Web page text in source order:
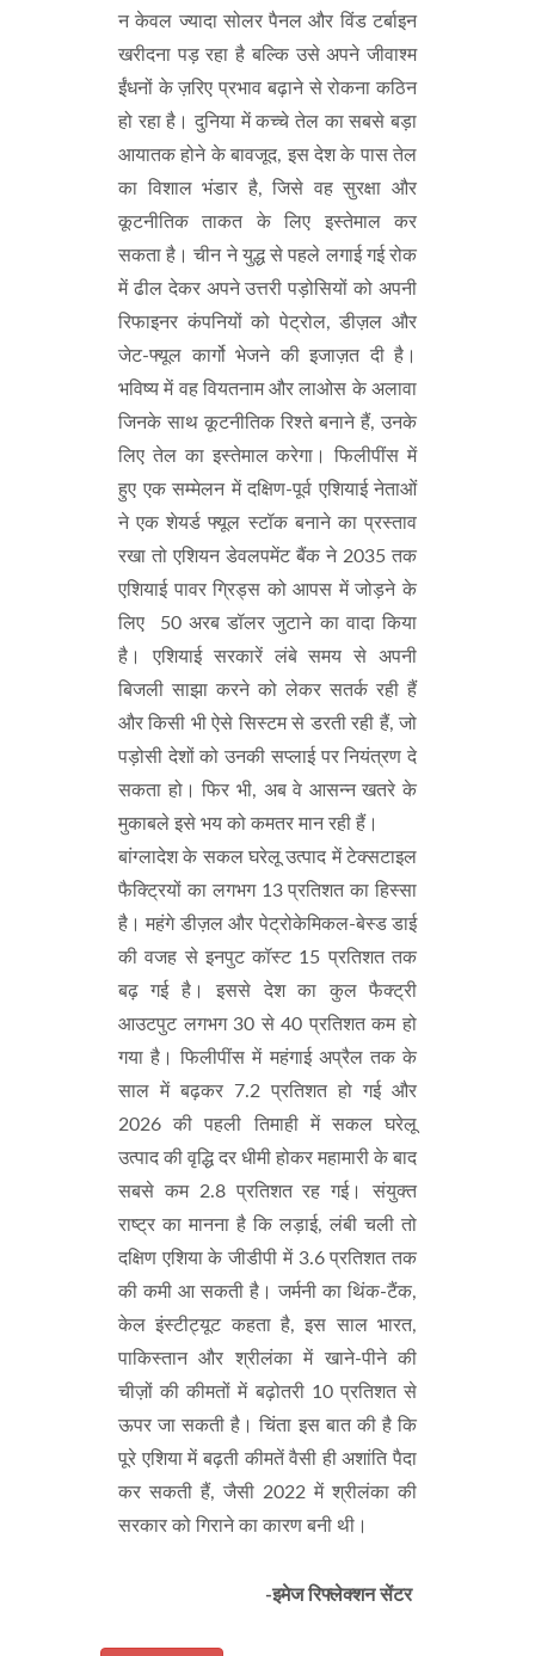
न केवल ज्यादा सोलर पैनल और विंड टर्बाइन
खरीदना पड़ रहा है बल्कि उसे अपने जीवाश्म
ईंधनों के ज़रिए प्रभाव बढ़ाने से रोकना कठिन
हो रहा है। दुनिया में कच्चे तेल का सबसे बड़ा
आयातक होने के बावजूद, इस देश के पास तेल
का विशाल भंडार है, जिसे वह सुरक्षा और
कूटनीतिक ताकत के लिए इस्तेमाल कर
सकता है। चीन ने युद्ध से पहले लगाई गई रोक
में ढील देकर अपने उत्तरी पड़ोसियों को अपनी
रिफाइनर कंपनियों को पेट्रोल, डीज़ल और
जेट-फ्यूल कार्गो भेजने की इजाज़त दी है।
भविष्य में वह वियतनाम और लाओस के अलावा
जिनके साथ कूटनीतिक रिश्ते बनाने हैं, उनके
लिए तेल का इस्तेमाल करेगा। फिलीपींस में
हुए एक सम्मेलन में दक्षिण-पूर्व एशियाई नेताओं
ने एक शेयर्ड फ्यूल स्टॉक बनाने का प्रस्ताव
रखा तो एशियन डेवलपमेंट बैंक ने 2035 तक
एशियाई पावर ग्रिड्स को आपस में जोड़ने के
लिए 50 अरब डॉलर जुटाने का वादा किया
है। एशियाई सरकारें लंबे समय से अपनी
बिजली साझा करने को लेकर सतर्क रही हैं
और किसी भी ऐसे सिस्टम से डरती रही हैं, जो
पड़ोसी देशों को उनकी सप्लाई पर नियंत्रण दे
सकता हो। फिर भी, अब वे आसन्न खतरे के
मुकाबले इसे भय को कमतर मान रही हैं।
बांग्लादेश के सकल घरेलू उत्पाद में टेक्सटाइल
फैक्ट्रियों का लगभग 13 प्रतिशत का हिस्सा
है। महंगे डीज़ल और पेट्रोकेमिकल-बेस्ड डाई
की वजह से इनपुट कॉस्ट 15 प्रतिशत तक
बढ़ गई है। इससे देश का कुल फैक्ट्री
आउटपुट लगभग 30 से 40 प्रतिशत कम हो
गया है। फिलीपींस में महंगाई अप्रैल तक के
साल में बढ़कर 7.2 प्रतिशत हो गई और
2026 की पहली तिमाही में सकल घरेलू
उत्पाद की वृद्धि दर धीमी होकर महामारी के बाद
सबसे कम 2.8 प्रतिशत रह गई। संयुक्त
राष्ट्र का मानना है कि लड़ाई, लंबी चली तो
दक्षिण एशिया के जीडीपी में 3.6 प्रतिशत तक
की कमी आ सकती है। जर्मनी का थिंक-टैंक,
केल इंस्टीट्यूट कहता है, इस साल भारत,
पाकिस्तान और श्रीलंका में खाने-पीने की
चीज़ों की कीमतों में बढ़ोतरी 10 प्रतिशत से
ऊपर जा सकती है। चिंता इस बात की है कि
पूरे एशिया में बढ़ती कीमतें वैसी ही अशांति पैदा
कर सकती हैं, जैसी 2022 में श्रीलंका की
सरकार को गिराने का कारण बनी थी।
-इमेज रिफ्लेक्शन सेंटर